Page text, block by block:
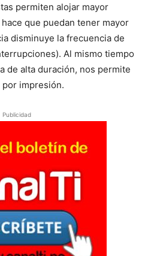
permiten alojar mayor
que puedan tener mayor
disminuye la frecuencia de
Al mismo tiempo
de alta duración, nos permite
impresión.
Publicidad